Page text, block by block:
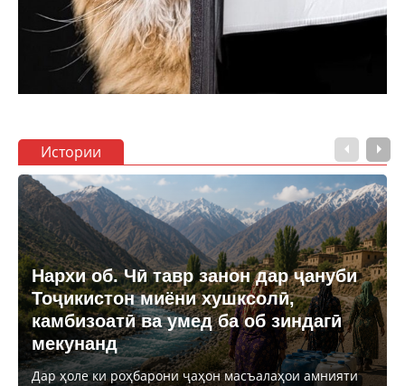
Истории
Нархи об. Чӣ тавр занон дар ҷануби
Тоҷикистон миёни хушксолӣ,
камбизоатӣ ва умед ба об зиндагӣ
мекунанд
Дар ҳоле ки роҳбарони ҷаҳон масъалаҳои амнияти